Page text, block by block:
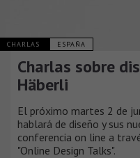
CHARLAS ESPAÑA
Charlas sobre
Häberli
El próximo martes 2 de
hablará de diseño y sus
conferencia on line a
"Online Design Talks".